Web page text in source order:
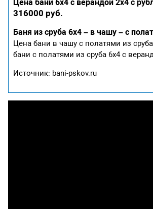
Цена бани 6х4 с верандой 2х4 с
316000 руб.
Баня из сруба 6х4 – в чашу – с
Цена бани в чашу с полатями из
бани с полатями из сруба 6х4 с
Источник: bani-pskov.ru